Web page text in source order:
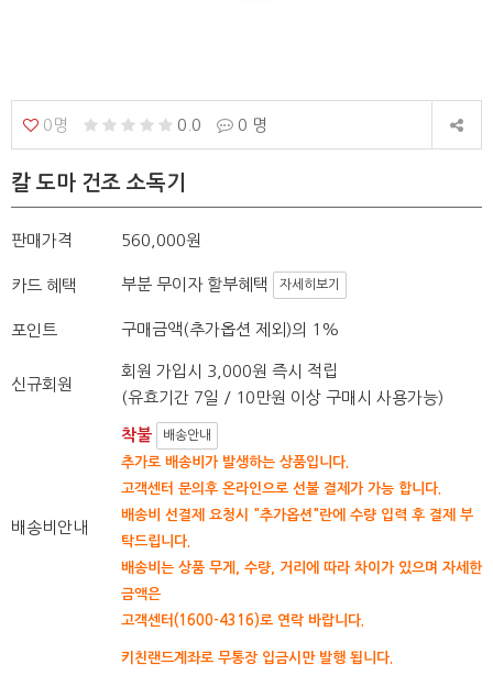
0명 0.0 0 명
칼 도마 건조 소독기
판매가격 560,000원
카드 혜택 부분 무이자 할부혜택 자세히보기
포인트 구매금액(추가옵션 제외)의 1%
신규회원
회원 가입시 3,000원 즉시 적립
(유효기간 7일 / 10만원 이상 구매시 사용가능)
배송비안내
착불 배송안내
추가로 배송비가 발생하는 상품입니다.
고객센터 문의후 온라인으로 선불 결제가 가능 합니다.
배송비 선결제 요청시 "추가옵션"란에 수량 입력 후 결제 부
탁드립니다.
배송비는 상품 무게, 수량, 거리에 따라 차이가 있으며 자세한
금액은
고객센터(1600-4316)로 연락 바랍니다.
키친랜드계좌로 무통장 입금시만 발행 됩니다.